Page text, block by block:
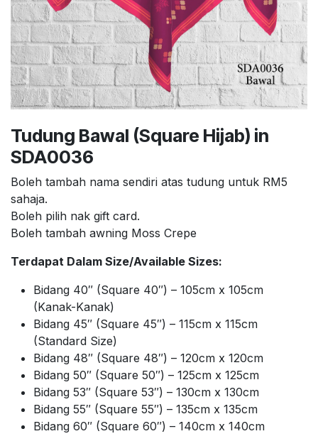
Tudung Bawal (Square Hijab) in
SDA0036
Boleh tambah nama sendiri atas tudung untuk RM5
sahaja.
Boleh pilih nak gift card.
Boleh tambah awning Moss Crepe
Terdapat Dalam Size/Available Sizes:
Bidang 40″ (Square 40″) – 105cm x 105cm
(Kanak-Kanak)
Bidang 45″ (Square 45″) – 115cm x 115cm
(Standard Size)
Bidang 48″ (Square 48″) – 120cm x 120cm
Bidang 50″ (Square 50″) – 125cm x 125cm
Bidang 53″ (Square 53″) – 130cm x 130cm
Bidang 55″ (Square 55″) – 135cm x 135cm
Bidang 60″ (Square 60″) – 140cm x 140cm